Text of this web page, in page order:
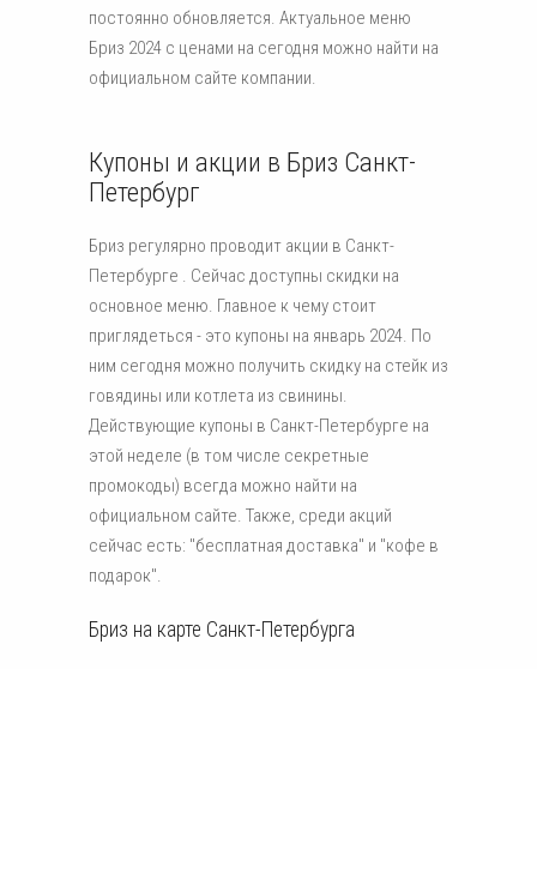
постоянно обновляется. Актуальное меню
Бриз 2024 с ценами на сегодня можно найти на
официальном сайте компании.
Купоны и акции в Бриз Санкт-
Петербург
Бриз регулярно проводит акции в Санкт-
Петербурге . Сейчас доступны скидки на
основное меню. Главное к чему стоит
приглядеться - это купоны на январь 2024. По
ним сегодня можно получить скидку на стейк из
говядины или котлета из свинины.
Действующие купоны в Санкт-Петербурге на
этой неделе (в том числе секретные
промокоды) всегда можно найти на
официальном сайте. Также, среди акций
сейчас есть: "бесплатная доставка" и "кофе в
подарок".
Бриз на карте Санкт-Петербурга